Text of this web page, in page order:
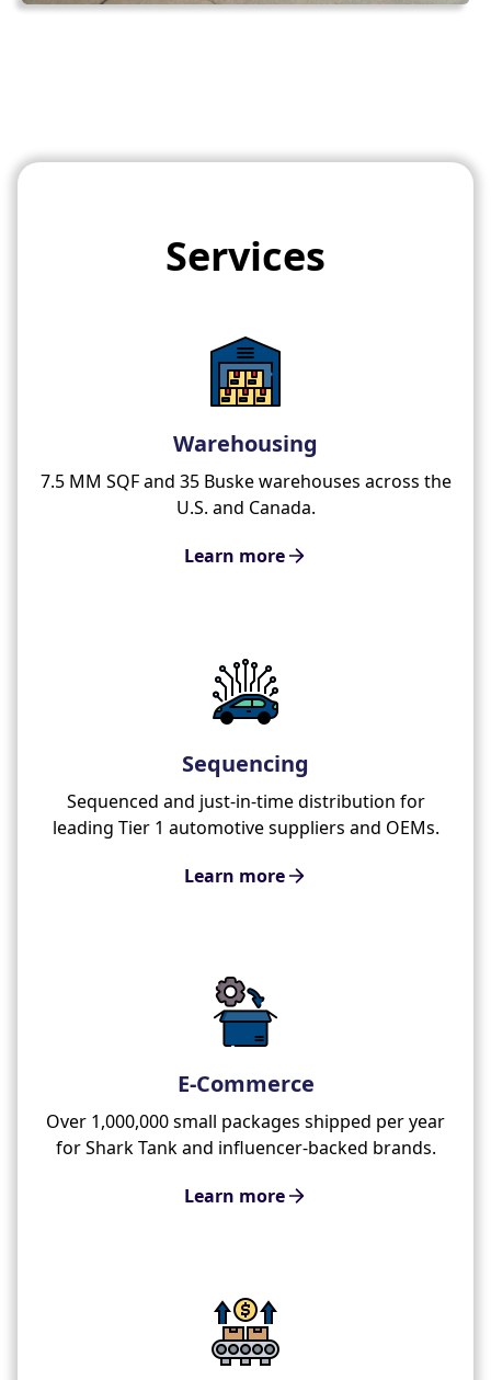
Services
Warehousing
7.5 MM SQF and 35 Buske warehouses across the
U.S. and Canada.
Learn more
Sequencing
Sequenced and just-in-time distribution for
leading Tier 1 automotive suppliers and OEMs.
Learn more
E-Commerce
Over 1,000,000 small packages shipped per year
for Shark Tank and influencer-backed brands.
Learn more